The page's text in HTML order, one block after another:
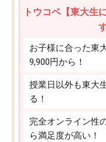
トウコベ【東大生
お子様に合った東
9,900円から！
授業日以外も東大
る！
完全オンライン性
ら満足度が高い！